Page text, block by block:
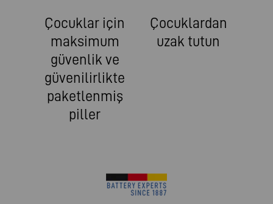
Çocuklar için
maksimum
güvenlik ve
güvenilirlikte
paketlenmiş
piller
Çocuklardan
uzak tutun